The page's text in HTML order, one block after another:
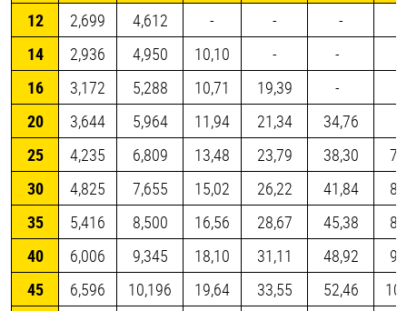
12
2,699 4,612 - - -
14
2,936 4,950 10,10 - -
16
3,172 5,288 10,71 19,39 -
20
3,644 5,964 11,94 21,34 34,76
25
4,235 6,809 13,48 23,79 38,30
30
4,825 7,655 15,02 26,22 41,84
35
5,416 8,500 16,56 28,67 45,38
40
6,006 9,345 18,10 31,11 48,92
45
6,596 10,196 19,64 33,55 52,46